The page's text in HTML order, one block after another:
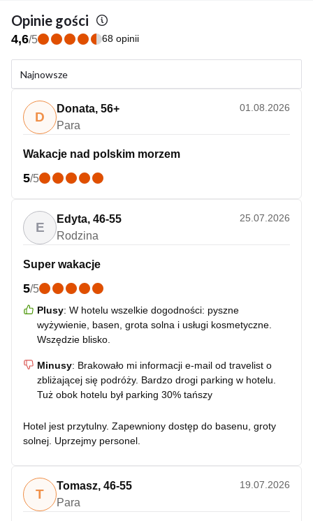
Opinie gości
4,6/5 68 opinii
Najnowsze
D
Donata, 56+
Para
Wakacje nad polskim morzem
5/5
01.08.2026
E
Edyta, 46-55
Rodzina
Super wakacje
5/5
Plusy: W hotelu wszelkie dogodności: pyszne
wyżywienie, basen, grota solna i usługi kosmetyczne.
Wszędzie blisko.
Minusy: Brakowało mi informacji e-mail od travelist o
zbliżającej się podróży. Bardzo drogi parking w hotelu.
Tuż obok hotelu był parking 30% tańszy
Hotel jest przytulny. Zapewniony dostęp do basenu, groty
solnej. Uprzejmy personel.
25.07.2026
T
Tomasz, 46-55
Para
19.07.2026